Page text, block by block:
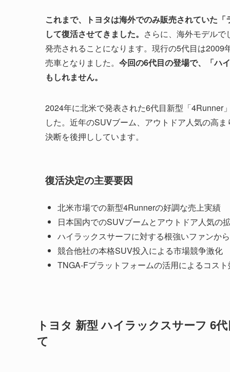
これまで、トヨタは海外でのみ販売されていた
して復活させてきました。 さらに、海外モデル
発売されることになります。現行の5代目は
売車となりました。 今回の6代目の登場で、「ハ
もしれません。
2024年に北米で発表された6代目新型「4Runner
した。近年のSUVブーム、アウトドア人気の高
決断を後押ししています。
復活決定の主要要因
北米市場での新型4Runnerの好調な売上実績
日本国内でのSUVブームとアウトドア人気の
ハイラックスサーフに対する根強いファンか
競合他社の本格SUV投入による市場競争激化
TNGA-Fプラットフォームの活用によるコス
トヨタ 新型 ハイラックスサーフ 6
て